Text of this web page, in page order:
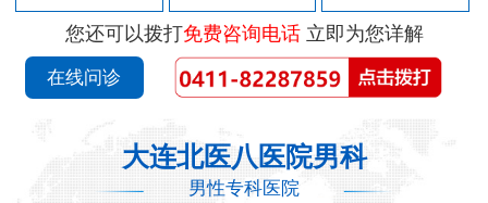
您还可以拨打免费咨询电话立即为您详解
在线问诊
大连北医八医院男科
男性专科医院